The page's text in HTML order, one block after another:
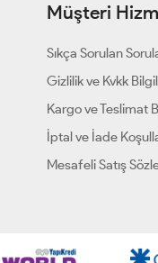
Müşteri
Sıkça Sorulan
Gizlilik ve Kvkk
Kargo ve Teslimat
İptal ve İade
Mesafeli Satış